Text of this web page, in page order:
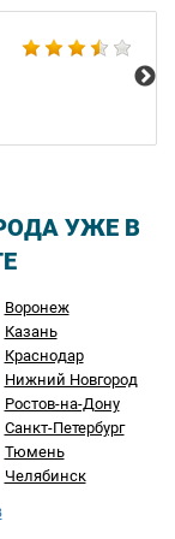
УЖЕ В
Воронеж
Казань
Краснодар
Нижний Новгород
Ростов-на-Дону
Санкт-Петербург
Тюмень
Челябинск